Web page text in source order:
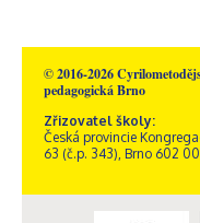
© 2016-2026
pedagogická Brno
Zřizovatel školy:
Česká provincie
63 (č.p. 343), Brno 602